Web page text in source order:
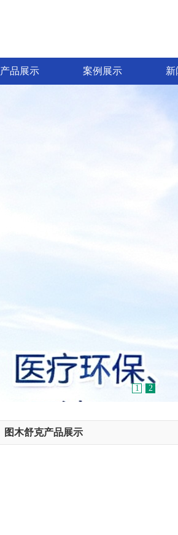
产品展示 案例展示 新
1 2
图木舒克产品展示